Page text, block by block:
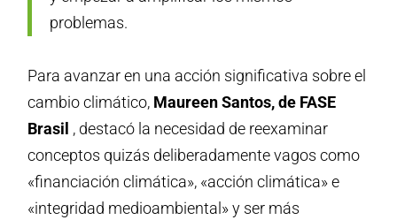
problemas.
Para avanzar en una acción significativa sobre el
cambio climático, Maureen Santos, de FASE
Brasil , destacó la necesidad de reexaminar
conceptos quizás deliberadamente vagos como
«financiación climática», «acción climática» e
«integridad medioambiental» y ser más